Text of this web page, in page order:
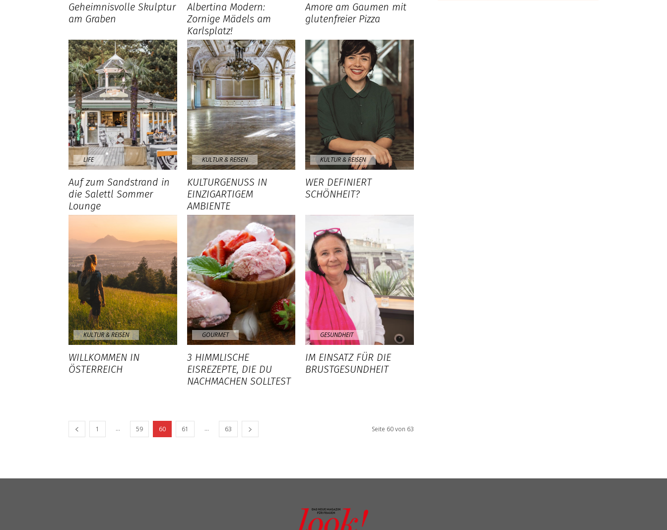
Geheimnisvolle Skulptur
am Graben
Albertina Modern:
Zornige Mädels am
Karlsplatz!
Amore am Gaumen mit
glutenfreier Pizza
LIFE
Auf zum Sandstrand in
die Salettl Sommer
Lounge
KULTUR & REISEN
KULTURGENUSS IN
EINZIGARTIGEM
AMBIENTE
KULTUR & REISEN
WER DEFINIERT
SCHÖNHEIT?
KULTUR & REISEN
WILLKOMMEN IN
ÖSTERREICH
GOURMET
3 HIMMLISCHE
EISREZEPTE, DIE DU
NACHMACHEN SOLLTEST
GESUNDHEIT
IM EINSATZ FÜR DIE
BRUSTGESUNDHEIT
1 ... 59 60 61 ... 63 Seite 60 von 63